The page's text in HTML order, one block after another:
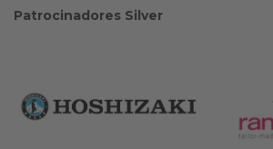
Patrocinadores Silver